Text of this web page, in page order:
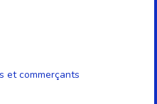
et commerçants